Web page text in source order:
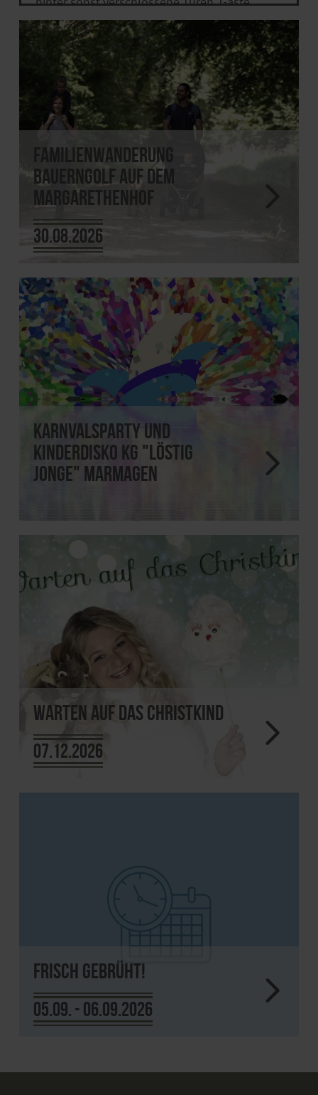
aus nah und fern dürfen sich auf
Ermäßigungen oder sogar kostenfreien
Eintritt freuen.
Familienwanderung
Bauerngolf auf dem
Margarethenhof
30.08.2026
Karnvalsparty und
Kinderdisko KG "Löstig
Jonge" Marmagen
Warten auf das Christkind
07.12.2026
Frisch gebrüht!
05.09. - 06.09.2026